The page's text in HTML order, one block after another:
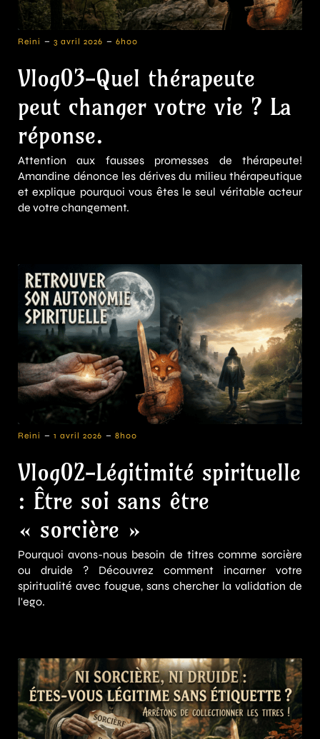
Reini - 3 avril 2026 - 6h00
Vlog03-Quel thérapeute
peut changer votre vie ? La
réponse.
Attention aux fausses promesses de thérapeute!
Amandine dénonce les dérives du milieu thérapeutique
et explique pourquoi vous êtes le seul véritable acteur
de votre changement.
Reini - 1 avril 2026 - 8h00
Vlog02-Légitimité spirituelle
: Être soi sans être
« sorcière »
Pourquoi avons-nous besoin de titres comme sorcière
ou druide ? Découvrez comment incarner votre
spiritualité avec fougue, sans chercher la validation de
l'ego.